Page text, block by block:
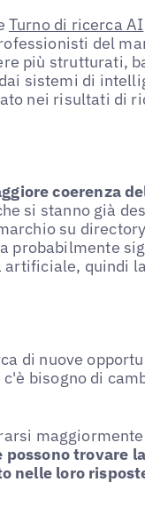
Turno di ricerca AI
del
più strutturati,
sistemi di
nei risultati di
coerenza
si stanno già
su
probabilmente
quindi
di nuove
bisogno di
trovare
nelle loro